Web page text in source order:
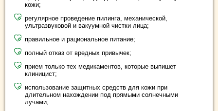
кожи;
регулярное проведение пилинга, механической,
ультразвуковой и вакуумной чистки лица;
правильное и рациональное питание;
полный отказ от вредных привычек;
прием только тех медикаментов, которые выпишет
клиницист;
использование защитных средств для кожи при
длительном нахождении под прямыми солнечными
лучами;